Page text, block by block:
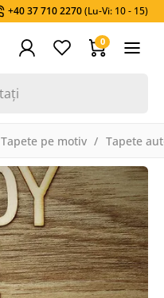
+40 37 710 2270(Lu-Vi: 10 - 15)
0
Tapete pe motiv Tapete